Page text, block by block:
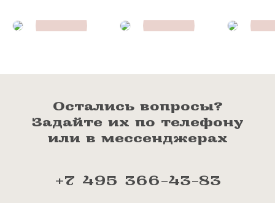
Остались вопросы?
Задайте их по телефону
или в мессенджерах
+7 495 366-43-83